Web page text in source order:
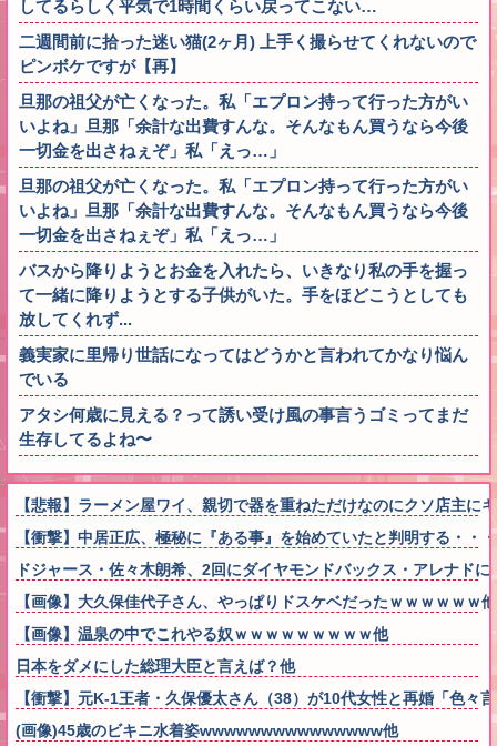
してるらしく平気で1時間くらい戻ってこない…
二週間前に拾った迷い猫(2ヶ月) 上手く撮らせてくれないので
ピンボケですが【再】
旦那の祖父が亡くなった。私「エプロン持って行った方がい
いよね」旦那「余計な出費すんな。そんなもん買うなら今後
一切金を出さねぇぞ」私「えっ…」
旦那の祖父が亡くなった。私「エプロン持って行った方がい
いよね」旦那「余計な出費すんな。そんなもん買うなら今後
一切金を出さねぇぞ」私「えっ…」
バスから降りようとお金を入れたら、いきなり私の手を握っ
て一緒に降りようとする子供がいた。手をほどこうとしても
放してくれず...
義実家に里帰り世話になってはどうかと言われてかなり悩ん
でいる
アタシ何歳に見える？って誘い受け風の事言うゴミってまだ
生存してるよね〜
【悲報】ラーメン屋ワイ、親切で器を重ねただけなのにクソ店主
【衝撃】中居正広、極秘に『ある事』を始めていたと判明する・・
ドジャース・佐々木朗希、2回にダイヤモンドバックス・アレナド
【画像】大久保佳代子さん、やっぱりドスケベだったｗｗｗｗｗｗ他
【画像】温泉の中でこれやる奴ｗｗｗｗｗｗｗｗｗ他
日本をダメにした総理大臣と言えば？他
【衝撃】元K-1王者・久保優太さん（38）が10代女性と再婚「色
(画像)45歳のビキニ水着姿wwwwwwwwwwwwwww他